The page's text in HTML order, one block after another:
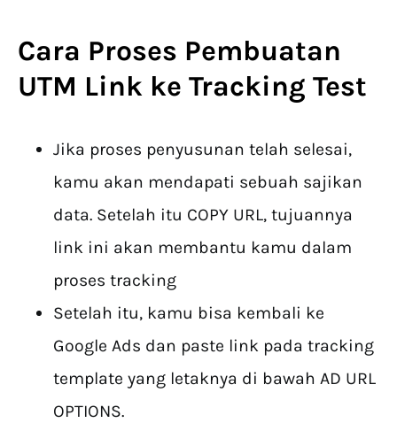
Cara Proses Pembuatan
UTM Link ke Tracking Test
Jika proses penyusunan telah selesai,
kamu akan mendapati sebuah sajikan
data. Setelah itu COPY URL, tujuannya
link ini akan membantu kamu dalam
proses tracking
Setelah itu, kamu bisa kembali ke
Google Ads dan paste link pada tracking
template yang letaknya di bawah AD URL
OPTIONS.